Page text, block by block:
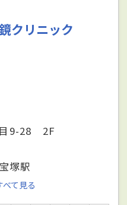
クリニック
9-28 2F
塚駅
べて見る